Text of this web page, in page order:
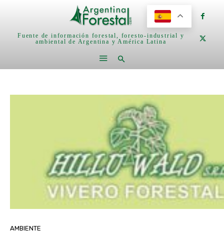
Fuente de información forestal, foresto-industrial y
ambiental de Argentina y América Latina
AMBIENTE